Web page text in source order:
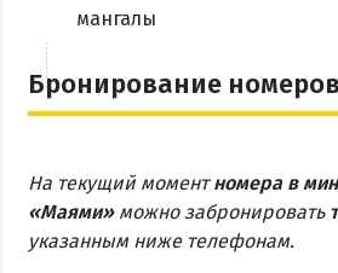
мангалы
Бронирование
На текущий моментномера в
«Маями»можно забронировать
указанным ниже телефонам.